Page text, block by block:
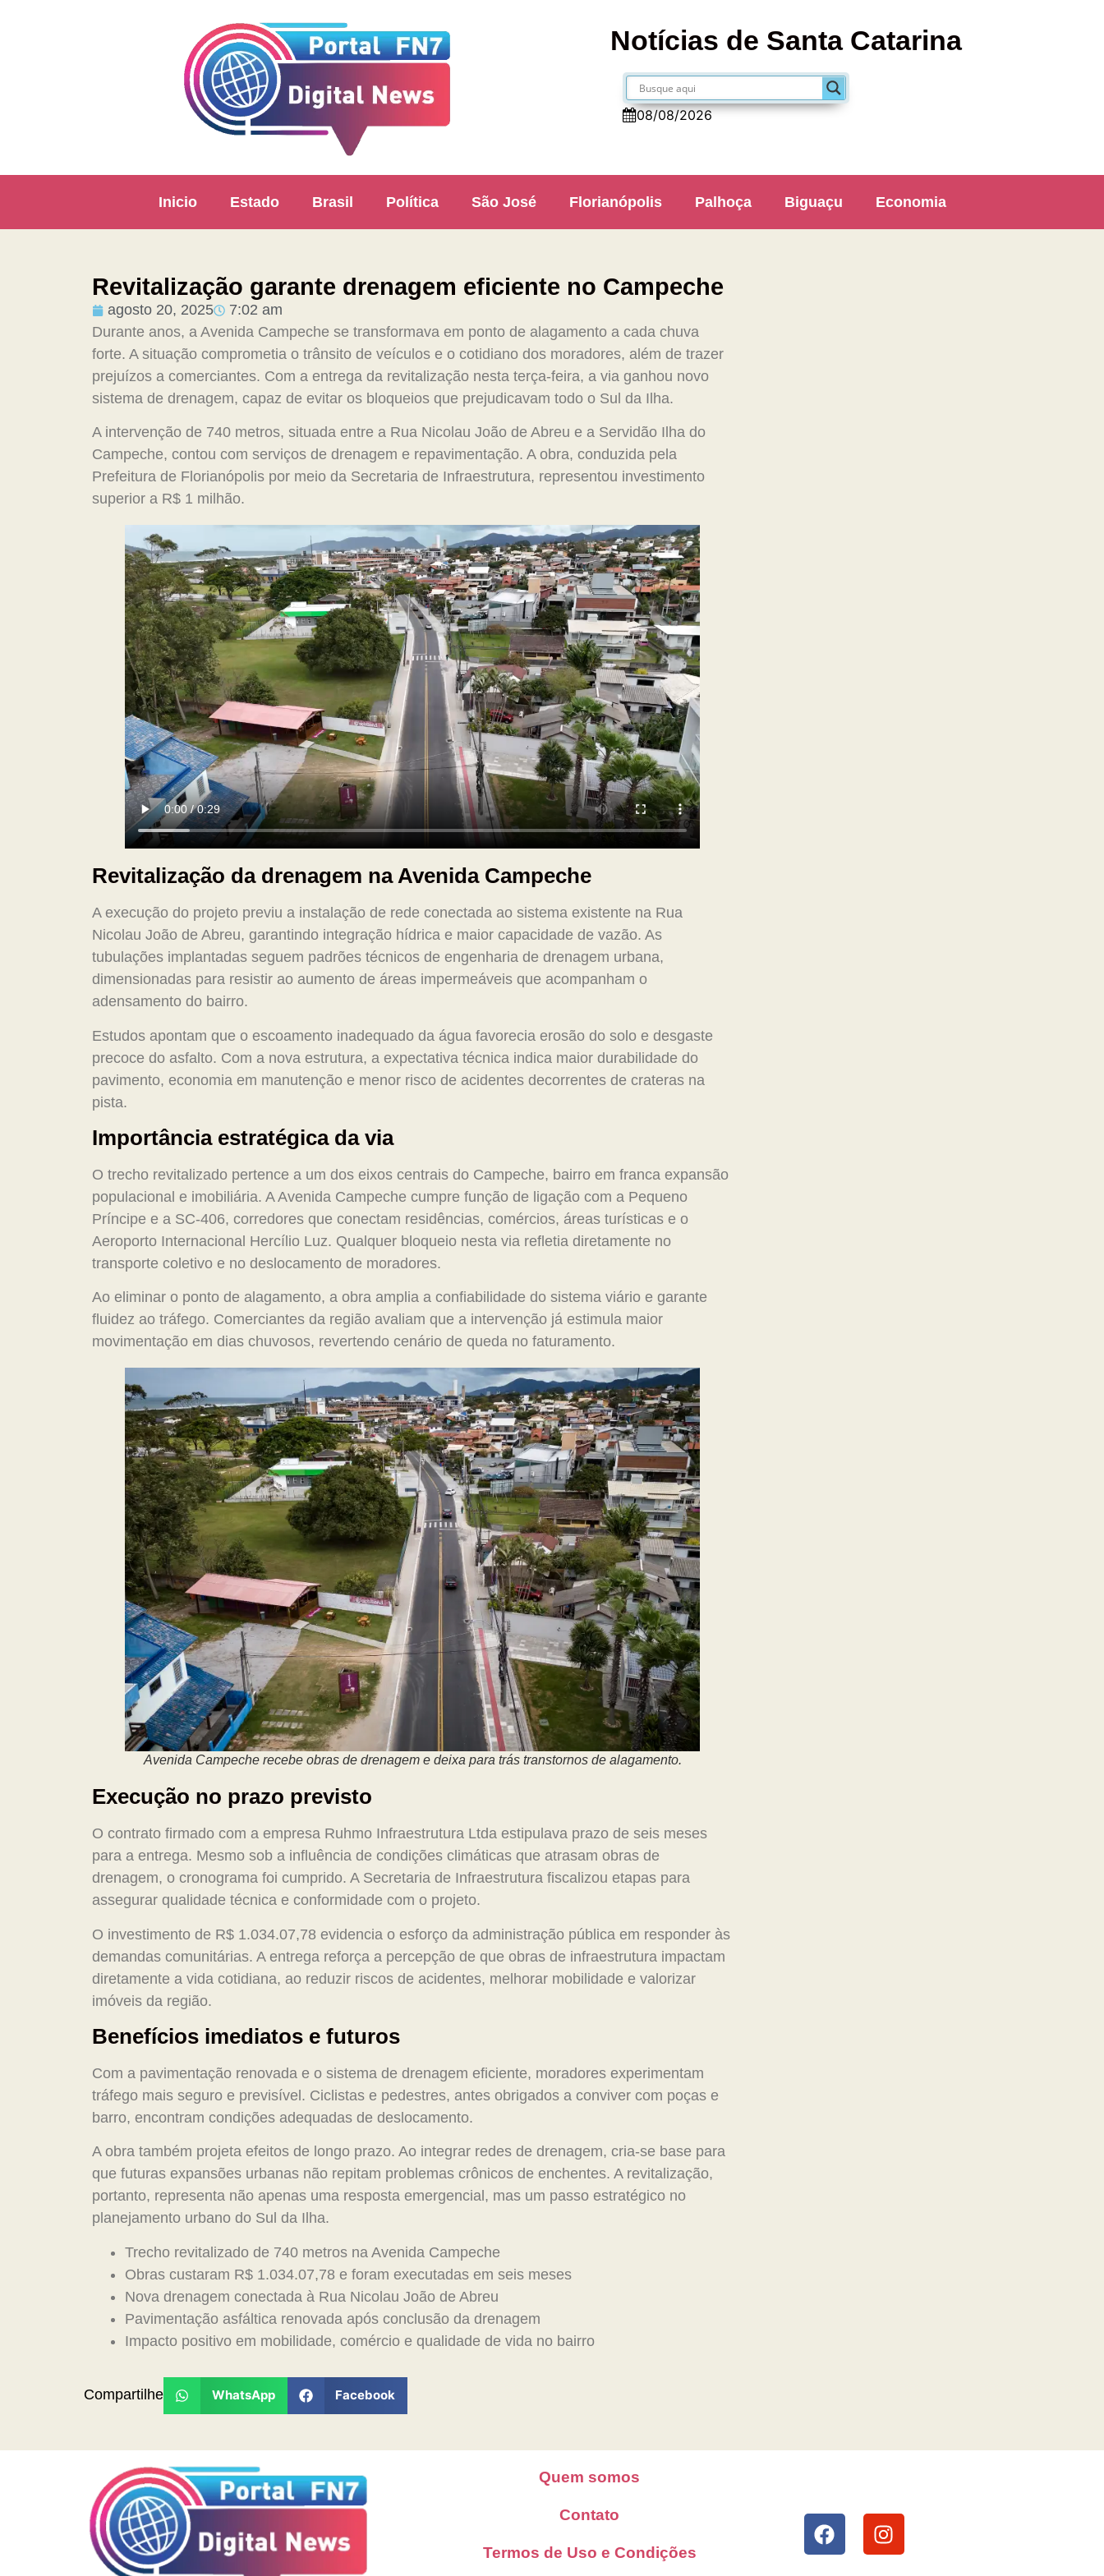
Notícias de Santa Catarina
08/08/2026
Inicio Estado Brasil Política São José Florianópolis Palhoça Biguaçu Economia
Revitalização garante drenagem eficiente no Campeche
agosto 20, 2025
7:02 am
Durante anos, a Avenida Campeche se transformava em ponto de alagamento a cada chuva
forte. A situação comprometia o trânsito de veículos e o cotidiano dos moradores, além de trazer
prejuízos a comerciantes. Com a entrega da revitalização nesta terça-feira, a via ganhou novo
sistema de drenagem, capaz de evitar os bloqueios que prejudicavam todo o Sul da Ilha.
A intervenção de 740 metros, situada entre a Rua Nicolau João de Abreu e a Servidão Ilha do
Campeche, contou com serviços de drenagem e repavimentação. A obra, conduzida pela
Prefeitura de Florianópolis por meio da Secretaria de Infraestrutura, representou investimento
superior a R$ 1 milhão.
Revitalização da drenagem na Avenida Campeche
A execução do projeto previu a instalação de rede conectada ao sistema existente na Rua
Nicolau João de Abreu, garantindo integração hídrica e maior capacidade de vazão. As
tubulações implantadas seguem padrões técnicos de engenharia de drenagem urbana,
dimensionadas para resistir ao aumento de áreas impermeáveis que acompanham o
adensamento do bairro.
Estudos apontam que o escoamento inadequado da água favorecia erosão do solo e desgaste
precoce do asfalto. Com a nova estrutura, a expectativa técnica indica maior durabilidade do
pavimento, economia em manutenção e menor risco de acidentes decorrentes de crateras na
pista.
Importância estratégica da via
O trecho revitalizado pertence a um dos eixos centrais do Campeche, bairro em franca expansão
populacional e imobiliária. A Avenida Campeche cumpre função de ligação com a Pequeno
Príncipe e a SC-406, corredores que conectam residências, comércios, áreas turísticas e o
Aeroporto Internacional Hercílio Luz. Qualquer bloqueio nesta via refletia diretamente no
transporte coletivo e no deslocamento de moradores.
Ao eliminar o ponto de alagamento, a obra amplia a confiabilidade do sistema viário e garante
fluidez ao tráfego. Comerciantes da região avaliam que a intervenção já estimula maior
movimentação em dias chuvosos, revertendo cenário de queda no faturamento.
Avenida Campeche recebe obras de drenagem e deixa para trás transtornos de alagamento.
Execução no prazo previsto
O contrato firmado com a empresa Ruhmo Infraestrutura Ltda estipulava prazo de seis meses
para a entrega. Mesmo sob a influência de condições climáticas que atrasam obras de
drenagem, o cronograma foi cumprido. A Secretaria de Infraestrutura fiscalizou etapas para
assegurar qualidade técnica e conformidade com o projeto.
O investimento de R$ 1.034.07,78 evidencia o esforço da administração pública em responder às
demandas comunitárias. A entrega reforça a percepção de que obras de infraestrutura impactam
diretamente a vida cotidiana, ao reduzir riscos de acidentes, melhorar mobilidade e valorizar
imóveis da região.
Benefícios imediatos e futuros
Com a pavimentação renovada e o sistema de drenagem eficiente, moradores experimentam
tráfego mais seguro e previsível. Ciclistas e pedestres, antes obrigados a conviver com poças e
barro, encontram condições adequadas de deslocamento.
A obra também projeta efeitos de longo prazo. Ao integrar redes de drenagem, cria-se base para
que futuras expansões urbanas não repitam problemas crônicos de enchentes. A revitalização,
portanto, representa não apenas uma resposta emergencial, mas um passo estratégico no
planejamento urbano do Sul da Ilha.
Trecho revitalizado de 740 metros na Avenida Campeche
Obras custaram R$ 1.034.07,78 e foram executadas em seis meses
Nova drenagem conectada à Rua Nicolau João de Abreu
Pavimentação asfáltica renovada após conclusão da drenagem
Impacto positivo em mobilidade, comércio e qualidade de vida no bairro
Compartilhe WhatsApp Facebook
Quem somos
Contato
Termos de Uso e Condições